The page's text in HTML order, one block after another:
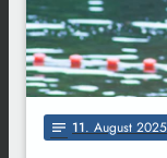
notes 11. August